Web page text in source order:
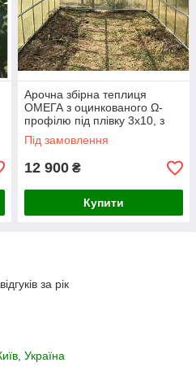
Арочна збірна теплиця
ОМЕГА з оцинкованого Ω-
профілю під плівку 3х10, з
плівкою 150 мкм
Під замовлення
12 900 ₴
Купити
за рік
Україна